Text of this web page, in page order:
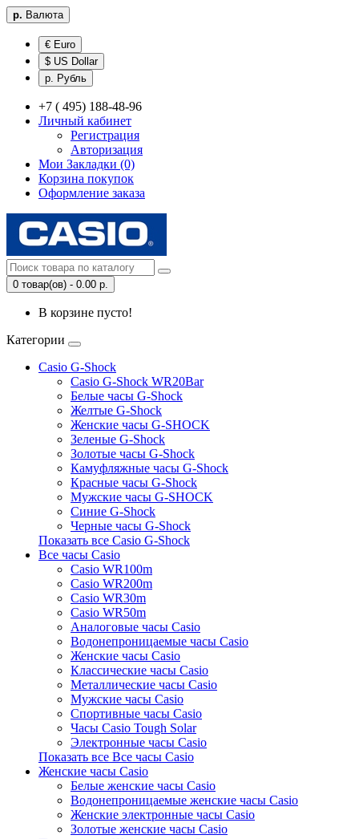
р. Валюта
€ Euro
$ US Dollar
р. Рубль
+7 ( 495) 188-48-96
Личный кабинет
Регистрация
Авторизация
Мои Закладки (0)
Корзина покупок
Оформление заказа
0 товар(ов) - 0.00 р.
В корзине пусто!
Категории
Casio G-Shock
Casio G-Shock WR20Bar
Белые часы G-Shock
Желтые G-Shock
Женские часы G-SHOCK
Зеленые G-Shock
Золотые часы G-Shock
Камуфляжные часы G-Shock
Красные часы G-Shock
Мужские часы G-SHOCK
Синие G-Shock
Черные часы G-Shock
Показать все Casio G-Shock
Все часы Casio
Casio WR100m
Casio WR200m
Casio WR30m
Casio WR50m
Аналоговые часы Casio
Водонепроницаемые часы Casio
Женские часы Casio
Классические часы Casio
Металлические часы Casio
Мужские часы Casio
Спортивные часы Casio
Часы Casio Tough Solar
Электронные часы Casio
Показать все Все часы Casio
Женские часы Casio
Белые женские часы Casio
Водонепроницаемые женские часы Casio
Женские электронные часы Casio
Золотые женские часы Casio